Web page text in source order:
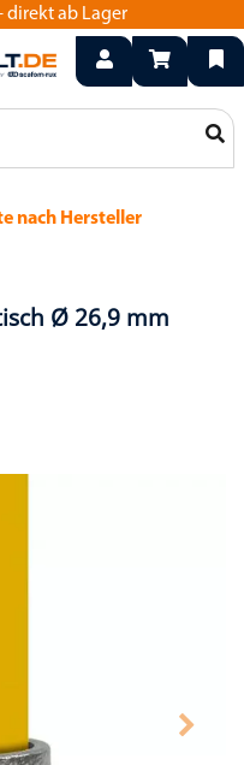
direkt ab Lager
550
welt.de
nach Hersteller
Ø 26,9 mm